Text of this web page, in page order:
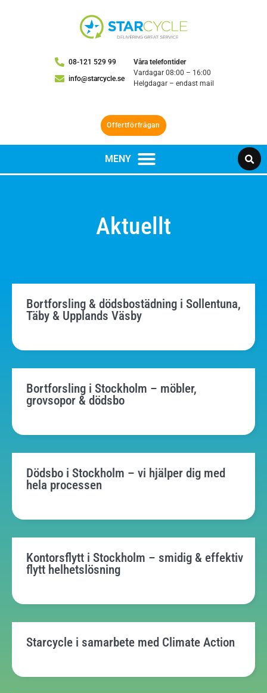
08-121 529 99
info@starcycle.se
Våra telefontider
Vardagar 08:00 – 16:00
Helgdagar – endast mail
Offertförfrågan
Aktuellt
Bortforsling & dödsbostädning i Sollentuna,
Täby & Upplands Väsby
Bortforsling i Stockholm – möbler,
grovsopor & dödsbo
Dödsbo i Stockholm – vi hjälper dig med
hela processen
Kontorsflytt i Stockholm – smidig & effektiv
flytt helhetslösning
Starcycle i samarbete med Climate Action